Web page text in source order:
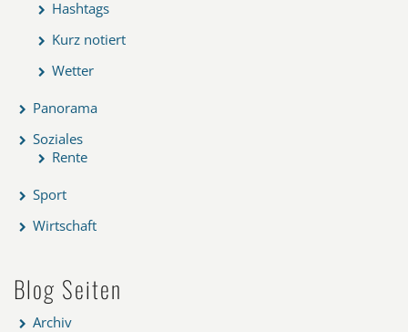
Hashtags
Kurz notiert
Wetter
Panorama
Soziales
Rente
Sport
Wirtschaft
Blog Seiten
Archiv